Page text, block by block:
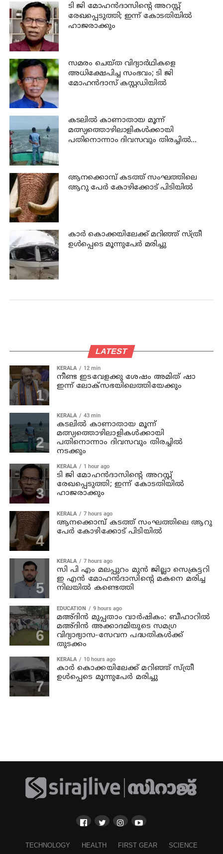
ടി ജി മോഹന്‍ദാസിന്റെ അറസ്റ്റ്
രേഖപ്പെടുത്തി; ഇന്ന് കോടതിയില്‍
ഹാജരാക്കും
സമരം ചെയ്ത വിദ്യാര്‍ഥികളെ
അധിക്ഷേപിച്ച സംഭവം; ടി ജി
മോഹന്‍ദാസ് കസ്റ്റഡിയിൽ
കടലില്‍ കാണാതായ മൂന്ന്
മത്സ്യത്തൊഴിലാളികള്‍ക്കായി
പതിനൊന്നാം ദിവസവും തിരച്ചില്‍
ആനക്കൊമ്പ് കടത്ത് സംഘത്തിലെ
ആറു പേര്‍ കോഴിക്കോട് പിടിയില്‍
കാര്‍ കൊക്കയിലേക്ക് മറിഞ്ഞ് സ്ത്രീ
ഉള്‍പ്പെടെ മൂന്നുപേര്‍ മരിച്ചു
LATEST
KERALA 12 min
നീണ്ട ഇടവേളക്കു ശേഷം അമിത് ഷാ
ഇന്ന് ലോക്‌സഭയിലെത്തിയേക്കും
KERALA 43 min
കടലില്‍ കാണാതായ മൂന്ന്
മത്സ്യത്തൊഴിലാളികള്‍ക്കായി
പതിനൊന്നാം ദിവസവും തിരച്ചില്‍
നടക്കും
KERALA 1 hour ago
ടി ജി മോഹന്‍ദാസിന്റെ അറസ്റ്റ്
രേഖപ്പെടുത്തി; ഇന്ന് കോടതിയില്‍
ഹാജരാക്കും
KERALA 7 hours ago
ആനക്കൊമ്പ് കടത്ത് സംഘത്തിലെ ആറു
പേര്‍ കോഴിക്കോട് പിടിയില്‍
KERALA 7 hours ago
സി പി എം മലപ്പുറം മുന്‍ ജില്ലാ സെക്രട്ടറി
ഇ എന്‍ മോഹന്‍ദാസിന്റെ മകനെ മരിച്ച
നിലയില്‍ കണ്ടെത്തി
EDUCATION 9 hours ago
മഅ്ദിന്‍ മുപ്പതാം വാര്‍ഷികം: ബീഹാറില്‍
മഅ്ദിന്‍ അക്കാദമിയുടെ സമഗ്ര
വിദ്യാഭ്യാസ-സേവന പദ്ധതികള്‍ക്ക്
തുടക്കം
KERALA 10 hours ago
കാര്‍ കൊക്കയിലേക്ക് മറിഞ്ഞ് സ്ത്രീ
ഉള്‍പ്പെടെ മൂന്നുപേര്‍ മരിച്ചു
TECHNOLOGY HEALTH FIRST GEAR
SCIENCE